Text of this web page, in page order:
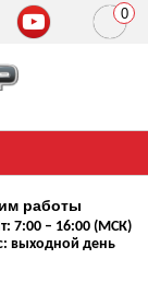
работы
7:00 – 16:00 (МСК)
выходной день
0